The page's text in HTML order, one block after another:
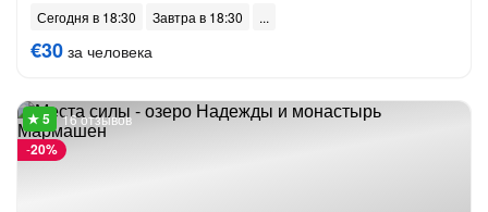
Сегодня в 18:30 Завтра в 18:30
€30 за человека
-20%
16 отзывов